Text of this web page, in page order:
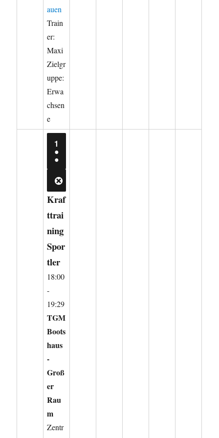
auen
Train
er:
Maxi
Zielgr
uppe:
Erwa
chsen
e
1
SEPTEMBER
2026
●
●
VERANSTALTUNGEN)
CLOSE
Kraf
ttrai
ning
Spor
tler
18:00
-
19:29
TGM
Boots
haus
-
Groß
er
Rau
m
Zentr